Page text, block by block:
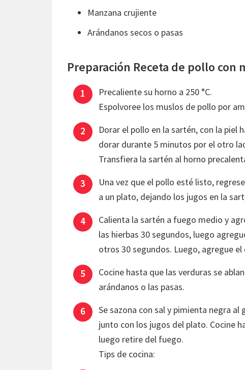
Manzana crujiente
Arándanos secos o pasas
Preparación Receta de pollo con
Precaliente su horno a 250 °C.
Espolvoree los muslos de pollo por
Dorar el pollo en la sartén, con la piel
dorar durante 5 minutos por el otro
Transfiera la sartén al horno
Una vez que el pollo esté listo,
a un plato, dejando los jugos en la
Calienta la sartén a fuego medio y
las hierbas 30 segundos, luego
otros 30 segundos. Luego, agregue
Cocine hasta que las verduras se
arándanos o las pasas.
Se sazona con sal y pimienta negra
junto con los jugos del plato. Cocine
luego retire del fuego.
Tips de cocina: